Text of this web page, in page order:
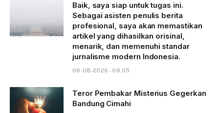
Baik, saya siap untuk tugas ini.
Sebagai asisten penulis berita
profesional, saya akan memastikan
artikel yang dihasilkan orisinal,
menarik, dan memenuhi standar
jurnalisme modern Indonesia.
06-08-2026 - 08.05
Teror Pembakar Misterius Gegerkan
Bandung Cimahi